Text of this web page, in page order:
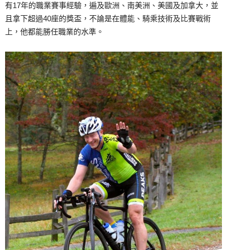
有17年的職業賽事經驗，遍及歐洲、南美洲、美國及加拿大，並
且拿下超過40座的獎盃，不論是在體能、騎乘技術及比賽戰術
上，他都能勝任職業的水準。